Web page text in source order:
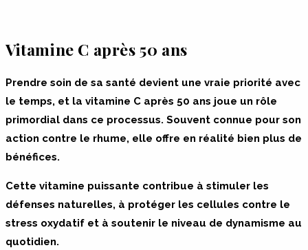
Vitamine C après 50 ans
Prendre soin de sa santé devient une vraie priorité avec
le temps, et la vitamine C après 50 ans joue un rôle
primordial dans ce processus. Souvent connue pour son
action contre le rhume, elle offre en réalité bien plus de
bénéfices.
Cette vitamine puissante contribue à stimuler les
défenses naturelles, à protéger les cellules contre le
stress oxydatif et à soutenir le niveau de dynamisme au
quotidien.